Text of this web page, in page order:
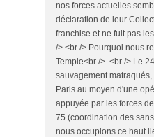
nos forces actuelles
déclaration de leur
franchise et ne fuit pas
/> <br /> Pourquoi nous
Temple<br /> <br /> Le
sauvagement
Paris au moyen d'une
appuyée par les forces
75 (coordination des
nous occupions ce haut